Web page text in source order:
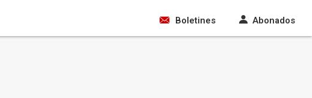
Boletines Abonados